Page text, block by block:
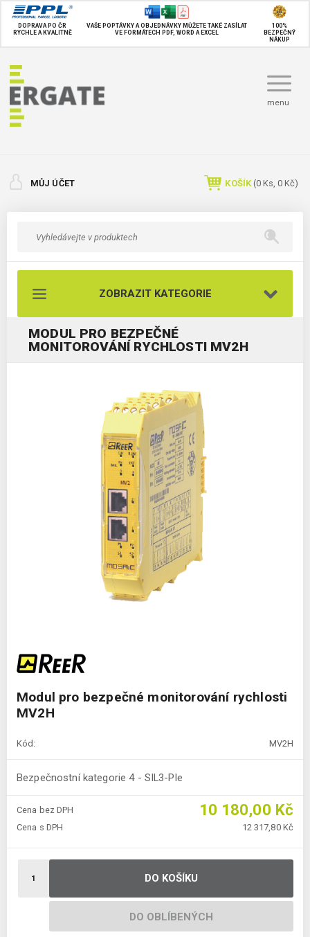
DOPRAVA PO ČR
RYCHLE A KVALITNĚ
VAŠE POPTÁVKY A OBJEDNÁVKY MŮŽETE TAKÉ ZASÍLAT
VE FORMÁTECH PDF, WORD A EXCEL
100%
BEZPEČNÝ
NÁKUP
menu
MŮJ ÚČET KOŠÍK (0 Ks, 0 Kč)
ZOBRAZIT KATEGORIE
MODUL PRO BEZPEČNÉ
MONITOROVÁNÍ RYCHLOSTI MV2H
Modul pro bezpečné monitorování rychlosti
MV2H
Kód: MV2H
Bezpečnostní kategorie 4 - SIL3-Ple
Cena bez DPH 10 180,00 Kč
Cena s DPH 12 317,80 Kč
DO KOŠÍKU
DO OBLÍBENÝCH